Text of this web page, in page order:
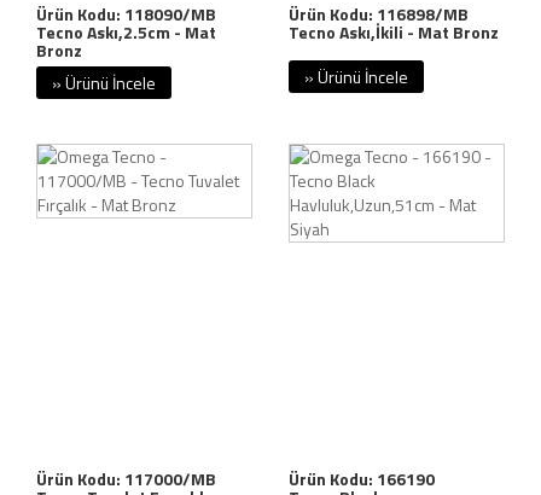
Ürün Kodu: 118090/MB
Tecno Askı,2.5cm - Mat
Bronz
» Ürünü İncele
Ürün Kodu: 116898/MB
Tecno Askı,İkili - Mat Bronz
» Ürünü İncele
Ürün Kodu: 117000/MB Ürün Kodu: 166190